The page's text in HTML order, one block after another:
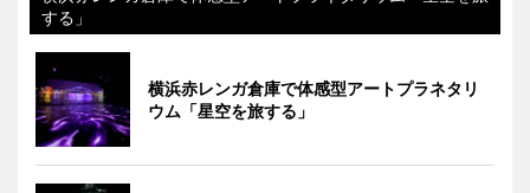
する」
横浜赤レンガ倉庫で体感型アートプラネタリ
ウム「星空を旅する」